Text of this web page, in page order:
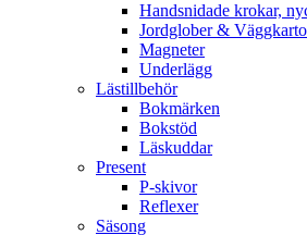
Handsnidade krokar,
Jordglober &
Magneter
Underlägg
Lästillbehör
Bokmärken
Bokstöd
Läskuddar
Present
P-skivor
Reflexer
Säsong